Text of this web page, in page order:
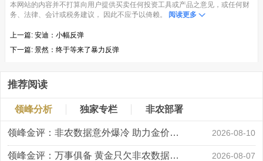
本网站的内容并不打算向用户提供买卖任何投资工具或产品之意见，或任何财
务、法律、会计或税务建议， 因此不应予以倚赖。
阅读更多
上一篇: 安迪：小幅反弹
下一篇: 景然：终于等来了暴力反弹
推荐阅读
领峰分析 独家专栏 非农部署
领峰金评：非农数据意外爆冷 助力金价大涨创新高 2026-08-10
领峰金评：万事俱备 黄金只欠非农数据“东风” 2026-08-07